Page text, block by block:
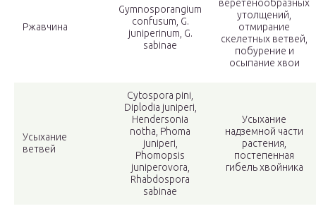
Ржавчина
Gymnosporangium
confusum, G.
juniperinum, G.
sabinae
веретенообразных
утолщений,
отмирание
скелетных ветвей,
побурение и
осыпание хвои
Усыхание
ветвей
Cytospora pini,
Diplodia juniperi,
Hendersonia
notha, Phoma
juniperi,
Phomopsis
juniperovora,
Rhabdospora
sabinae
Усыхание
надземной части
растения,
постепенная
гибель хвойника